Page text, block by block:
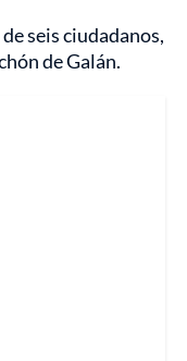
seis ciudadanos,
de Galán.